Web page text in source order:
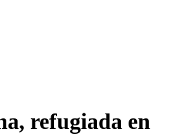
refugiada en